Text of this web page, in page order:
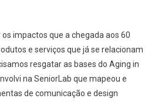
impactos que a chegada aos 60
e serviços que já se relacionam
resgatar as bases do Aging in
na SeniorLab que mapeou e
de comunicação e design